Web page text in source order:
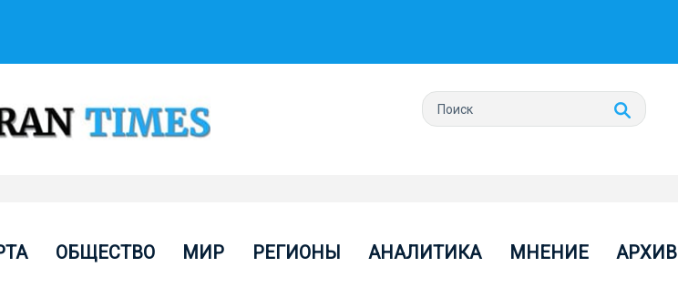
ОБЩЕСТВО МИР РЕГИОНЫ АНАЛИТИКА МНЕНИЕ АРХИВ